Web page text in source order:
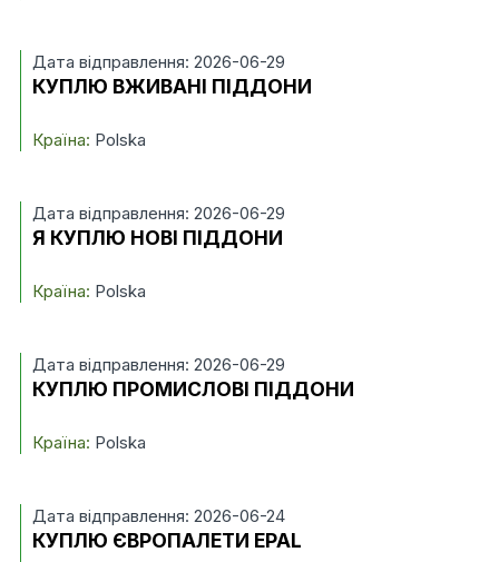
Дата відправлення: 2026-06-29
КУПЛЮ ВЖИВАНІ ПІДДОНИ
Країна: Polska
Дата відправлення: 2026-06-29
Я КУПЛЮ НОВІ ПІДДОНИ
Країна: Polska
Дата відправлення: 2026-06-29
КУПЛЮ ПРОМИСЛОВІ ПІДДОНИ
Країна: Polska
Дата відправлення: 2026-06-24
КУПЛЮ ЄВРОПАЛЕТИ EPAL